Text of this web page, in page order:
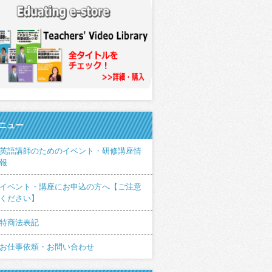
ュー
語講師のためのイベント・研修講座情
ベント・講座にお申込の方へ【ご注意
ださい】
商法表記
仕事依頼・お問い合わせ